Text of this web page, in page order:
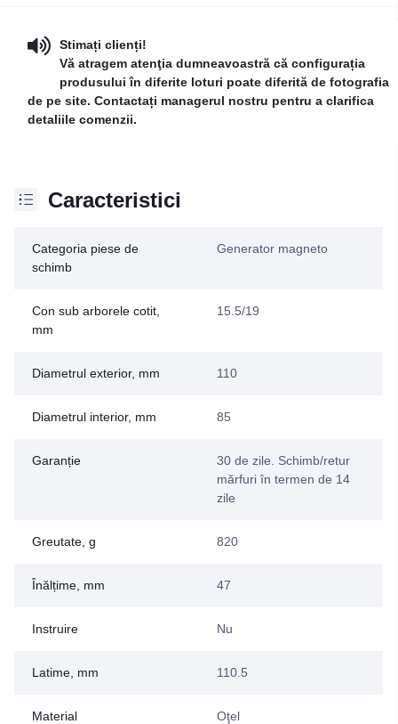
Stimați clienți!
Vă atragem atenţia dumneavoastră că configurația
produsului în diferite loturi poate diferită de fotografia
de pe site. Contactați managerul nostru pentru a clarifica
detaliile comenzii.
Caracteristici
Categoria piese de
schimb
Generator magneto
Con sub arborele cotit,
mm
15.5/19
Diametrul exterior, mm 110
Diametrul interior, mm 85
Garanție
30 de zile. Schimb/retur
mărfuri în termen de 14
zile
Greutate, g 820
Înălțime, mm 47
Instruire Nu
Latime, mm 110.5
Material Oţel